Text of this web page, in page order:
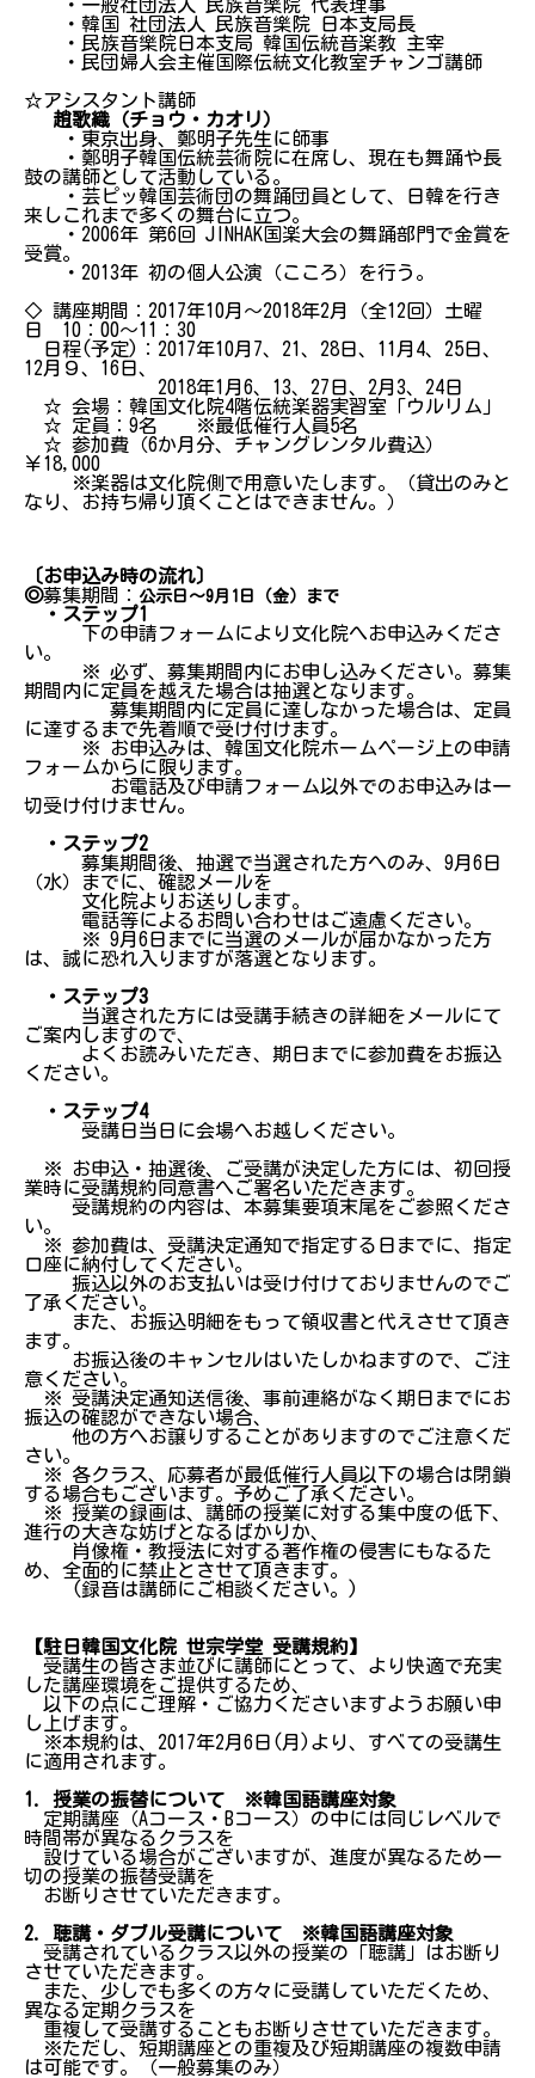
・一般社団法人 民族音樂院 代表理事
・韓国 社団法人 民族音樂院 日本支局長
・民族音樂院日本支局 韓国伝統音楽教 主宰
・民団婦人会主催国際伝統文化教室チャンゴ講師
☆アシスタント講師
趙歌織（チョウ・カオリ）
・東京出身、鄭明子先生に師事
・鄭明子韓国伝統芸術院に在席し、現在も舞踊や長
鼓の講師として活動している。
・芸ピッ韓国芸術団の舞踊団員として、日韓を行き
来しこれまで多くの舞台に立つ。
・2006年 第6回 JINHAK国楽大会の舞踊部門で金賞を
受賞。
・2013年 初の個人公演（こころ）を行う。
◇ 講座期間：2017年10月～2018年2月（全12回）土曜
日 10：00～11：30
日程(予定)：2017年10月7、21、28日、11月4、25日、
12月９、16日、
2018年1月6、13、27日、2月3、24日
☆ 会場：韓国文化院4階伝統楽器実習室「ウルリム」
☆ 定員：9名 ※最低催行人員5名
☆ 参加費（6か月分、チャングレンタル費込）
￥18,000
※楽器は文化院側で用意いたします。（貸出のみと
なり、お持ち帰り頂くことはできません。）
〔お申込み時の流れ〕
◎募集期間： 公示日～9月1日（金）まで
・ステップ1
下の申請フォームにより文化院へお申込みくださ
い。
※ 必ず、募集期間内にお申し込みください。募集
期間内に定員を越えた場合は抽選となります。
募集期間内に定員に達しなかった場合は、定員
に達するまで先着順で受け付けます。
※ お申込みは、韓国文化院ホームページ上の申請
フォームからに限ります。
お電話及び申請フォーム以外でのお申込みは一
切受け付けません。
・ステップ2
募集期間後、抽選で当選された方へのみ、9月6日
（水）までに、確認メールを
文化院よりお送りします。
電話等によるお問い合わせはご遠慮ください。
※ 9月6日までに当選のメールが届かなかった方
は、誠に恐れ入りますが落選となります。
・ステップ3
当選された方には受講手続きの詳細をメールにて
ご案内しますので、
よくお読みいただき、期日までに参加費をお振込
ください。
・ステップ4
受講日当日に会場へお越しください。
※ お申込・抽選後、ご受講が決定した方には、初回授
業時に受講規約同意書へご署名いただきます。
受講規約の内容は、本募集要項末尾をご参照くださ
い。
※ 参加費は、受講決定通知で指定する日までに、指定
口座に納付してください。
振込以外のお支払いは受け付けておりませんのでご
了承ください。
また、お振込明細をもって領収書と代えさせて頂き
ます。
お振込後のキャンセルはいたしかねますので、ご注
意ください。
※ 受講決定通知送信後、事前連絡がなく期日までにお
振込の確認ができない場合、
他の方へお譲りすることがありますのでご注意くだ
さい。
※ 各クラス、応募者が最低催行人員以下の場合は閉鎖
する場合もございます。予めご了承ください。
※ 授業の録画は、講師の授業に対する集中度の低下、
進行の大きな妨げとなるばかりか、
肖像権・教授法に対する著作権の侵害にもなるた
め、全面的に禁止とさせて頂きます。
(録音は講師にご相談ください。)
【駐日韓国文化院 世宗学堂 受講規約】
受講生の皆さま並びに講師にとって、より快適で充実
した講座環境をご提供するため、
以下の点にご理解・ご協力くださいますようお願い申
し上げます。
※本規約は、2017年2月6日(月)より、すべての受講生
に適用されます。
1. 授業の振替について ※韓国語講座対象
定期講座（Aコース・Bコース）の中には同じレベルで
時間帯が異なるクラスを
設けている場合がございますが、進度が異なるため一
切の授業の振替受講を
お断りさせていただきます。
2. 聴講・ダブル受講について ※韓国語講座対象
受講されているクラス以外の授業の「聴講」はお断り
させていただきます。
また、少しでも多くの方々に受講していただくため、
異なる定期クラスを
重複して受講することもお断りさせていただきます。
※ただし、短期講座との重複及び短期講座の複数申請
は可能です。（一般募集のみ）